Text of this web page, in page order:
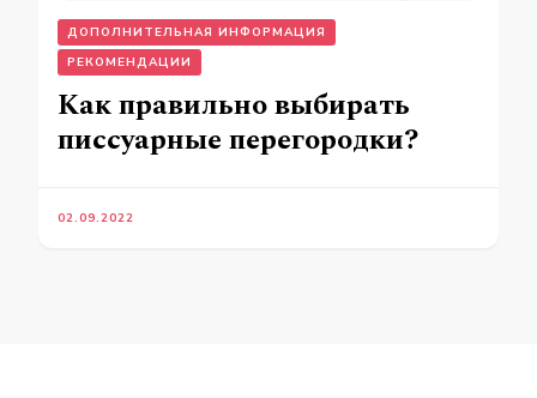
ДОПОЛНИТЕЛЬНАЯ ИНФОРМАЦИЯ
РЕКОМЕНДАЦИИ
Как правильно выбирать
писсуарные перегородки?
02.09.2022